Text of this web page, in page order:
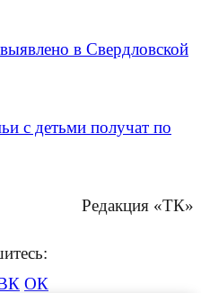
в Свердловской
с детьми получат по
Редакция «ТК»
ОК